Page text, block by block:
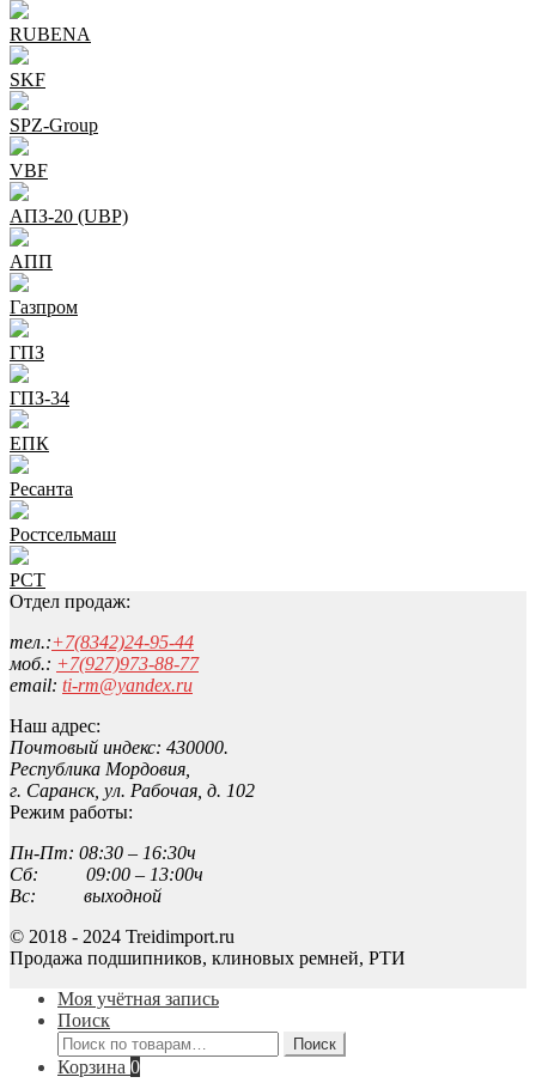
RUBENA
SKF
SPZ-Group
VBF
АПЗ-20 (UBP)
АПП
Газпром
ГПЗ
ГПЗ-34
ЕПК
Ресанта
Ростсельмаш
РСТ
Отдел продаж:
тел.:+7(8342)24-95-44
моб.: +7(927)973-88-77
email: ti-rm@yandex.ru
Наш адрес:
Почтовый индекс: 430000.
Республика Мордовия,
г. Саранск, ул. Рабочая, д. 102
Режим работы:
Пн-Пт: 08:30 – 16:30ч
Сб: 09:00 – 13:00ч
Вс: выходной
© 2018 - 2024 Treidimport.ru
Продажа подшипников, клиновых ремней, РТИ
Моя учётная запись
Поиск
Искать:
Поиск
Корзина 0